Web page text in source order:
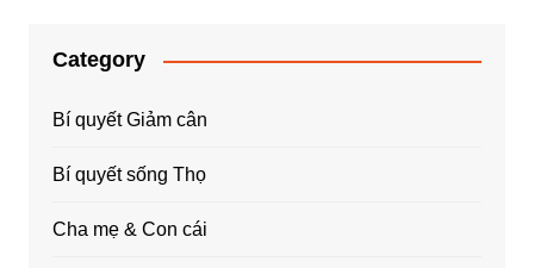
Category
Bí quyết Giảm cân
Bí quyết sống Thọ
Cha mẹ & Con cái